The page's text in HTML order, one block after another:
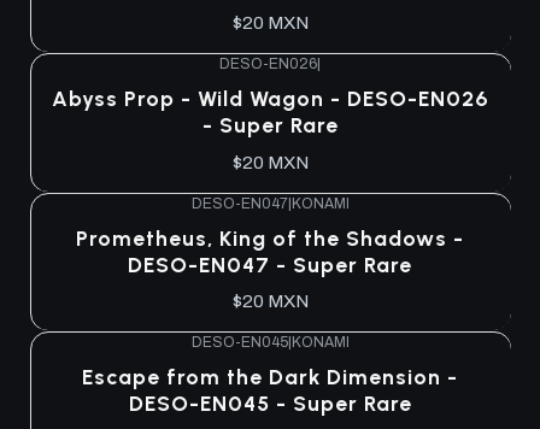
$20 MXN
DESO-EN026
Abyss Prop - Wild Wagon - DESO-EN026
- Super Rare
$20 MXN
DESO-EN047|KONAMI
Prometheus, King of the Shadows -
DESO-EN047 - Super Rare
$20 MXN
DESO-EN045|KONAMI
Escape from the Dark Dimension -
DESO-EN045 - Super Rare